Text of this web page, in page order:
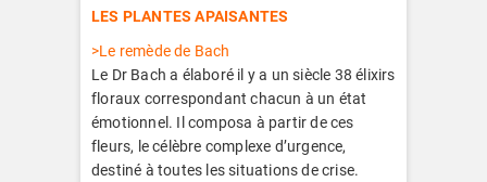
LES PLANTES APAISANTES
>Le remède de Bach
Le Dr Bach a élaboré il y a un siècle 38 élixirs
floraux correspondant chacun à un état
émotionnel. Il composa à partir de ces
fleurs, le célèbre complexe d’urgence,
destiné à toutes les situations de crise.